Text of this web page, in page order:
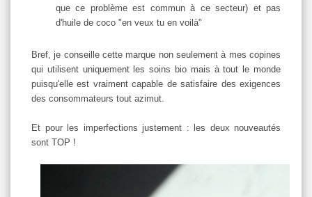
que ce problème est commun à ce secteur) et pas
d'huile de coco "en veux tu en voilà"
Bref, je conseille cette marque non seulement à mes copines
qui utilisent uniquement les soins bio mais à tout le monde
puisqu'elle est vraiment capable de satisfaire des exigences
des consommateurs tout azimut.
Et pour les imperfections justement : les deux nouveautés
sont TOP !